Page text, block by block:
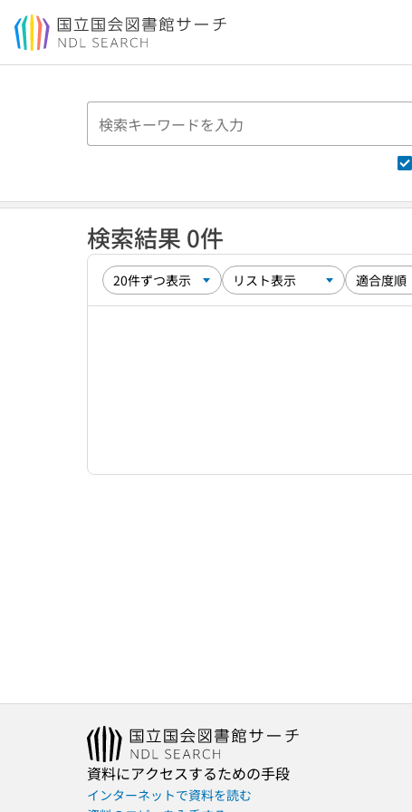
本文へ移動
検索結果 0件
資料にアクセスするための手段
インターネットで資料を読む